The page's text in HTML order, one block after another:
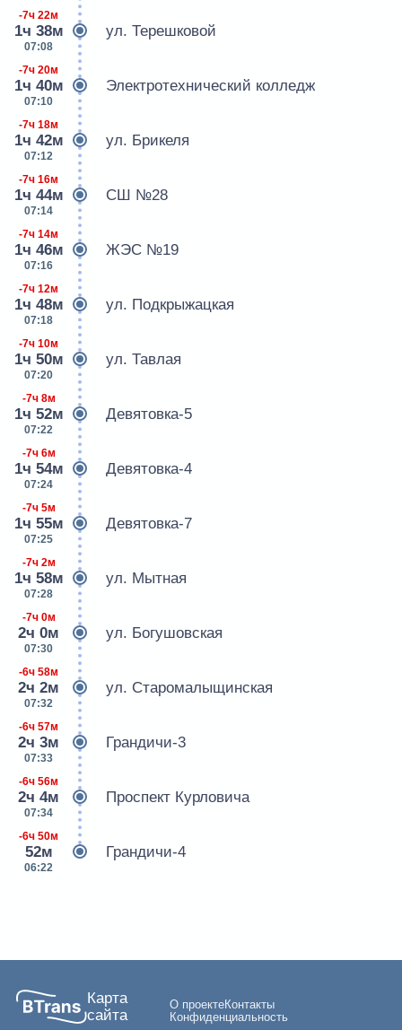
-7ч 22м
1ч 38м
07:08
ул. Терешковой
-7ч 20м
1ч 40м
07:10
Электротехнический колледж
-7ч 18м
1ч 42м
07:12
ул. Брикеля
-7ч 16м
1ч 44м
07:14
СШ №28
-7ч 14м
1ч 46м
07:16
ЖЭС №19
-7ч 12м
1ч 48м
07:18
ул. Подкрыжацкая
-7ч 10м
1ч 50м
07:20
ул. Тавлая
-7ч 8м
1ч 52м
07:22
Девятовка-5
-7ч 6м
1ч 54м
07:24
Девятовка-4
-7ч 5м
1ч 55м
07:25
Девятовка-7
-7ч 2м
1ч 58м
07:28
ул. Мытная
-7ч 0м
2ч 0м
07:30
ул. Богушовская
-6ч 58м
2ч 2м
07:32
ул. Старомалыщинская
-6ч 57м
2ч 3м
07:33
Грандичи-3
-6ч 56м
2ч 4м
07:34
Проспект Курловича
-6ч 50м
52м
06:22
Грандичи-4
Карта
сайта
О проектеКонтакты
Конфиденциальность